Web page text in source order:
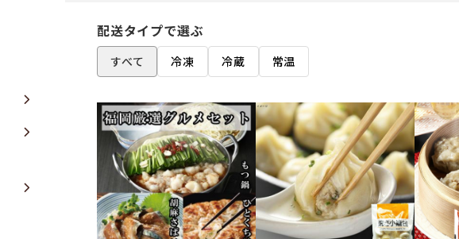
配送タイプで選ぶ
すべて 冷凍 冷蔵 常温